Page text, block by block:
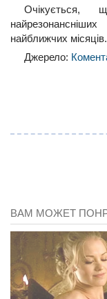
найближчих місяців.
Джерело: